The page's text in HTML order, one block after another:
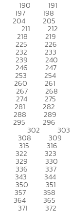
190 191
197 198
204 205
211 212
218 219
225 226
232 233
239 240
246 247
253 254
260 261
267 268
274 275
281 282
288 289
295 296
302 303
308 309
315 316
322 323
329 330
336 337
343 344
350 351
357 358
364 365
371 372